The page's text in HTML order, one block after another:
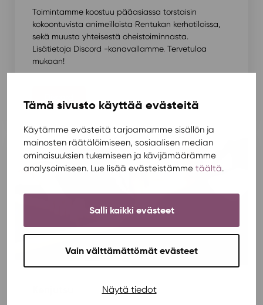
Tämä sivusto käyttää evästeitä
Käytämme evästeitä tarjoamamme sisällön ja
mainosten räätälöimiseen, sosiaalisen median
ominaisuuksien tukemiseen ja kävijämäärämme
analysoimiseen. Lue lisää evästeistämme täältä.
Salli kaikki evästeet
Vain välttämättömät evästeet
Näytä tiedot
Toimintamme koostuu pääasiassa torstaisin
kokoontuvista animeilloista Rentukan kerhotiloissa,
sekä muusta yhteisestä oheistoiminnasta.
Lisätietoja Discord -kanavallamme. Tervetuloa
mukaan!